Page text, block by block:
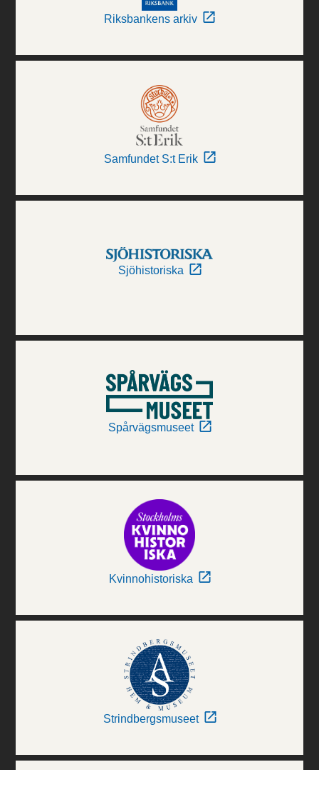
Riksbankens arkiv
Samfundet S:t Erik
Sjöhistoriska
Spårvägsmuseet
Kvinnohistoriska
Strindbergsmuseet